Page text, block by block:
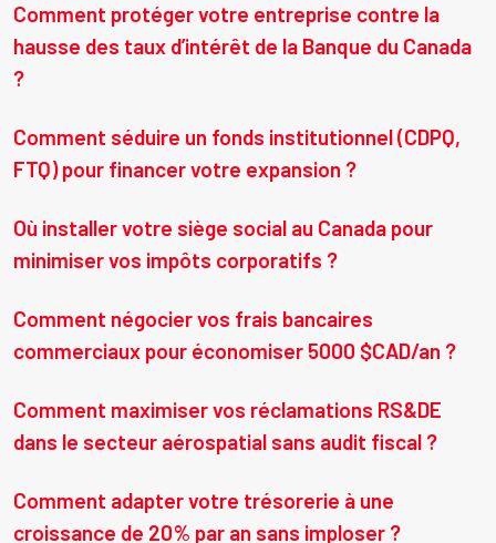
Comment protéger votre entreprise contre la
hausse des taux d’intérêt de la Banque du Canada
?
Comment séduire un fonds institutionnel (CDPQ,
FTQ) pour financer votre expansion ?
Où installer votre siège social au Canada pour
minimiser vos impôts corporatifs ?
Comment négocier vos frais bancaires
commerciaux pour économiser 5000 $CAD/an ?
Comment maximiser vos réclamations RS&DE
dans le secteur aérospatial sans audit fiscal ?
Comment adapter votre trésorerie à une
croissance de 20% par an sans imploser ?